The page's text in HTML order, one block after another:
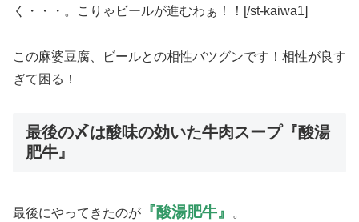
く・・・。こりゃビールが進むわぁ！！[/st-kaiwa1]
この麻婆豆腐、ビールとの相性バツグンです！相性が良す
ぎて困る！
最後の〆は酸味の効いた牛肉スープ『酸湯
肥牛』
最後にやってきたのが 『酸湯肥牛』 。